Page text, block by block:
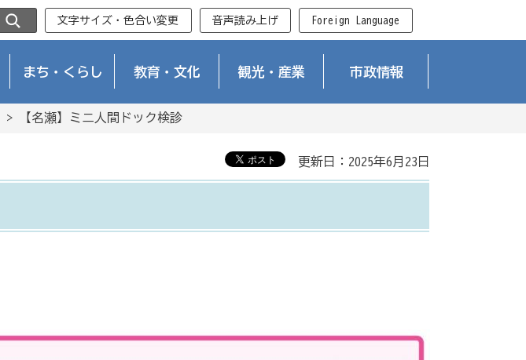
文字サイズ・色合い変更 音声読み上げ Foreign Language
まち・くらし 教育・文化 観光・産業 市政情報
> 【名瀬】ミニ人間ドック検診
更新日：2025年6月23日